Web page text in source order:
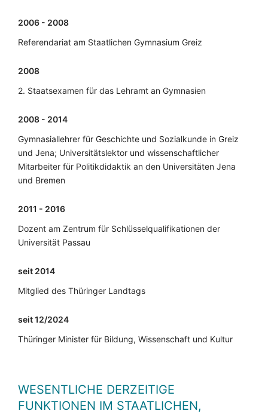
2006 - 2008
Referendariat am Staatlichen Gymnasium Greiz
2008
2. Staatsexamen für das Lehramt an Gymnasien
2008 - 2014
Gymnasiallehrer für Geschichte und Sozialkunde in Greiz
und Jena; Universitätslektor und wissenschaftlicher
Mitarbeiter für Politikdidaktik an den Universitäten Jena
und Bremen
2011 - 2016
Dozent am Zentrum für Schlüsselqualifikationen der
Universität Passau
seit 2014
Mitglied des Thüringer Landtags
seit 12/2024
Thüringer Minister für Bildung, Wissenschaft und Kultur
WESENTLICHE DERZEITIGE
FUNKTIONEN IM STAATLICHEN,